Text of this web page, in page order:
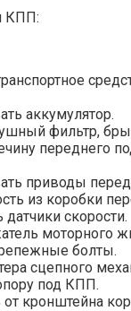
КПП:
аккумулятор.
фильтр,
переднего
приводы
из коробки
скорости.
моторного
болты.
сцепного
под КПП.
от кронштейна